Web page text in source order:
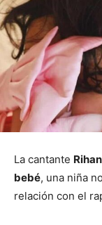
La cantante
bebé, una niña
relación con el